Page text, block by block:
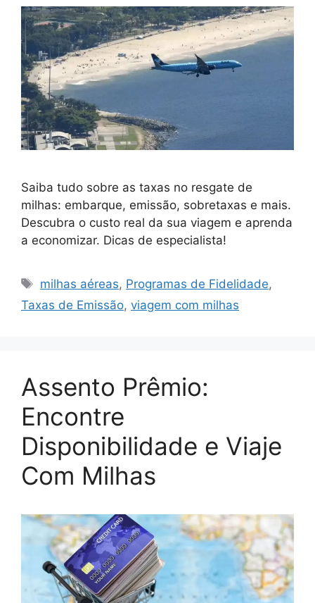
Saiba tudo sobre as taxas no resgate de
milhas: embarque, emissão, sobretaxas e mais.
Descubra o custo real da sua viagem e aprenda
a economizar. Dicas de especialista!
Tags
milhas aéreas, Programas de Fidelidade,
Taxas de Emissão, viagem com milhas
Assento Prêmio:
Encontre
Disponibilidade e Viaje
Com Milhas